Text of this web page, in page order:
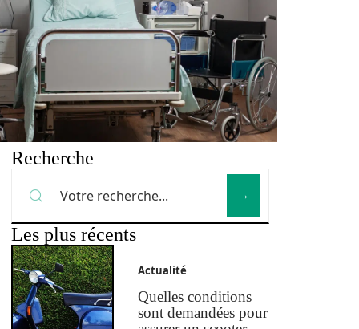
Recherche
Les plus récents
Actualité
Quelles conditions
sont demandées pour